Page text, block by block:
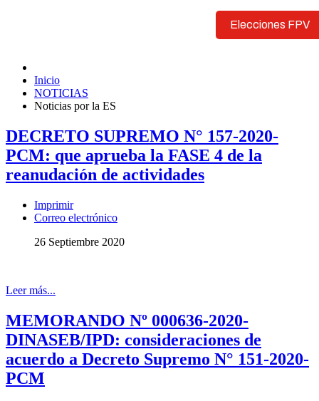
Elecciones FPV
Inicio
NOTICIAS
Noticias por la ES
DECRETO SUPREMO N° 157-2020-
PCM: que aprueba la FASE 4 de la
reanudación de actividades
Imprimir
Correo electrónico
26 Septiembre 2020
Leer más...
MEMORANDO Nº 000636-2020-
DINASEB/IPD: consideraciones de
acuerdo a Decreto Supremo N° 151-2020-
PCM